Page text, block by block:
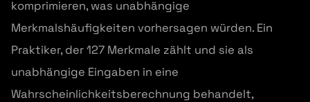
komprimieren, was unabhängige
Merkmalshäufigkeiten vorhersagen würden. Ein
Praktiker, der 127 Merkmale zählt und sie als
unabhängige Eingaben in eine
Wahrscheinlichkeitsberechnung behandelt,